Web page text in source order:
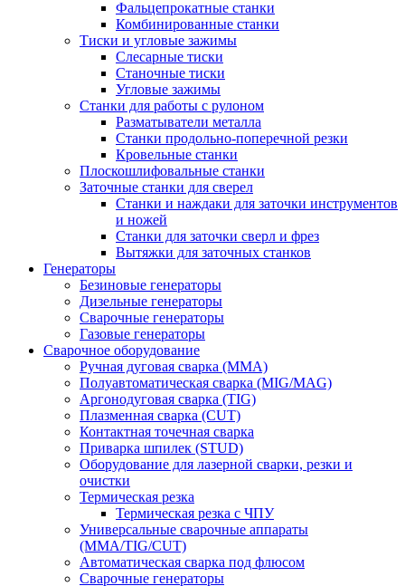
Фальцепрокатные станки
Комбинированные станки
Тиски и угловые зажимы
Слесарные тиски
Станочные тиски
Угловые зажимы
Станки для работы с рулоном
Разматыватели металла
Станки продольно-поперечной резки
Кровельные станки
Плоскошлифовальные станки
Заточные станки для сверел
Станки и наждаки для заточки инструментов
и ножей
Станки для заточки сверл и фрез
Вытяжки для заточных станков
Генераторы
Безиновые генераторы
Дизельные генераторы
Сварочные генераторы
Газовые генераторы
Сварочное оборудование
Ручная дуговая сварка (MMA)
Полуавтоматическая сварка (MIG/MAG)
Аргонодуговая сварка (TIG)
Плазменная сварка (CUT)
Контактная точечная сварка
Приварка шпилек (STUD)
Оборудование для лазерной сварки, резки и
очистки
Термическая резка
Термическая резка с ЧПУ
Универсальные сварочные аппараты
(MMA/TIG/CUT)
Автоматическая сварка под флюсом
Сварочные генераторы